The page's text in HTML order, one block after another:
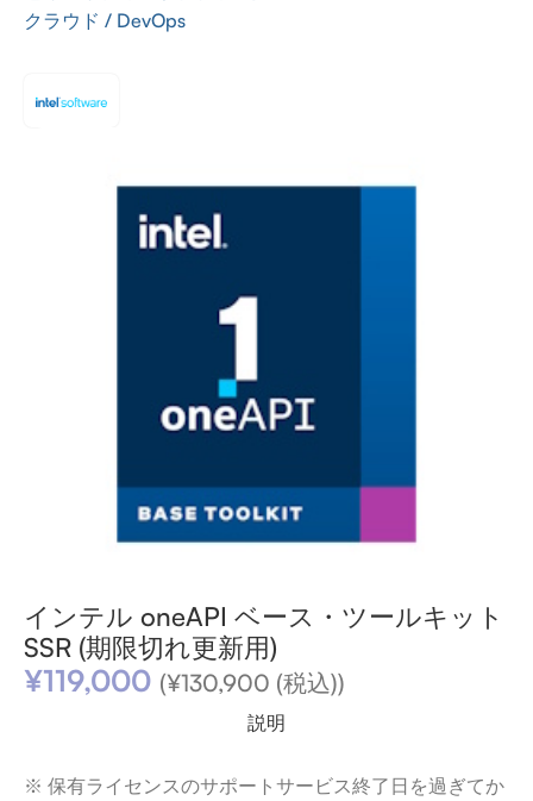
クラウド / DevOps
インテル oneAPI ベース・ツールキット
SSR (期限切れ更新用)
¥119,000 (¥130,900 (税込))
説明
※ 保有ライセンスのサポートサービス終了日を過ぎてか